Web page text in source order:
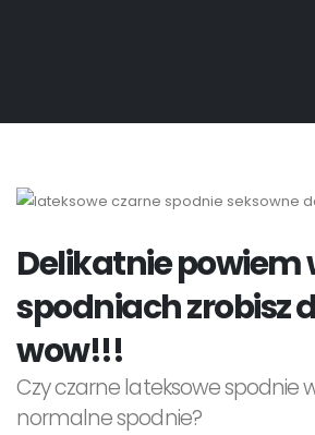
Delikatnie powiem
spodniach zrobisz
wow!!!
Czy czarne lateksowe spodnie
normalne spodnie?